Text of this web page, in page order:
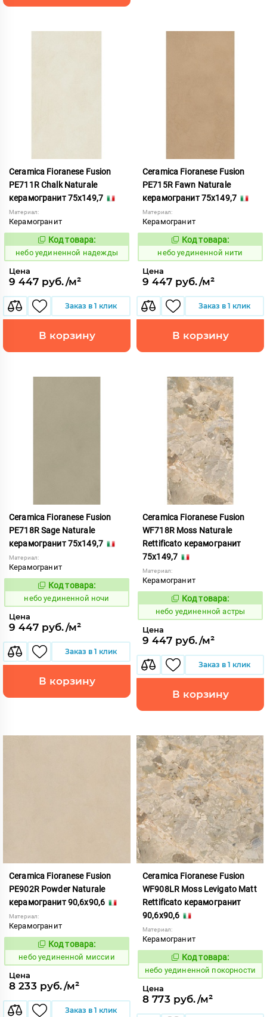
Ceramica Fioranese Fusion
PE711R Chalk Naturale
керамогранит 75x149,7
Материал:
Керамогранит
1122932
Код товара:
небо уединенной надежды
Цена
9 447 руб./м²
Заказ в 1 клик
В корзину
Ceramica Fioranese Fusion
PE715R Fawn Naturale
керамогранит 75x149,7
Материал:
Керамогранит
1122935
Код товара:
небо уединенной нити
Цена
9 447 руб./м²
Заказ в 1 клик
В корзину
Ceramica Fioranese Fusion
PE718R Sage Naturale
керамогранит 75x149,7
Материал:
Керамогранит
1122936
Код товара:
небо уединенной ночи
Цена
9 447 руб./м²
Заказ в 1 клик
В корзину
Ceramica Fioranese Fusion
WF718R Moss Naturale
Rettificato керамогранит
75x149,7
Материал:
Керамогранит
1122956
Код товара:
небо уединенной астры
Цена
9 447 руб./м²
Заказ в 1 клик
В корзину
Ceramica Fioranese Fusion
PE902R Powder Naturale
керамогранит 90,6x90,6
Материал:
Керамогранит
1122927
Код товара:
небо уединенной миссии
Цена
8 233 руб./м²
Заказ в 1 клик
Ceramica Fioranese Fusion
WF908LR Moss Levigato Matt
Rettificato керамогранит
90,6x90,6
Материал:
Керамогранит
1122947
Код товара:
небо уединенной покорности
Цена
8 773 руб./м²